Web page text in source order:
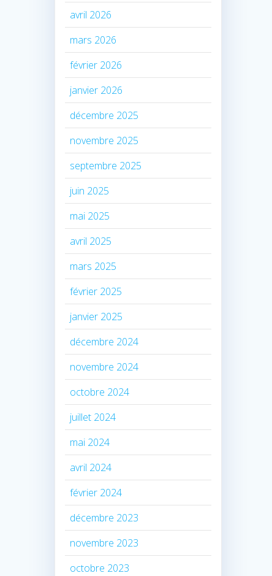
avril 2026
mars 2026
février 2026
janvier 2026
décembre 2025
novembre 2025
septembre 2025
juin 2025
mai 2025
avril 2025
mars 2025
février 2025
janvier 2025
décembre 2024
novembre 2024
octobre 2024
juillet 2024
mai 2024
avril 2024
février 2024
décembre 2023
novembre 2023
octobre 2023